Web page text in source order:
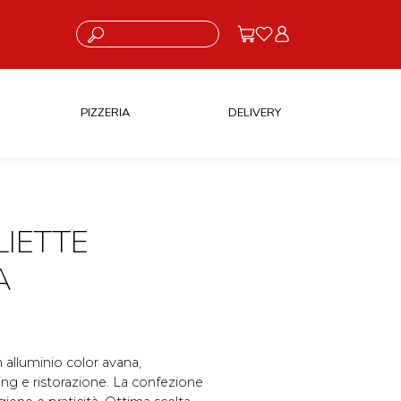
Cosa stai cercando?
PIZZERIA DELIVERY
color avana,
e ristorazione. La confezione